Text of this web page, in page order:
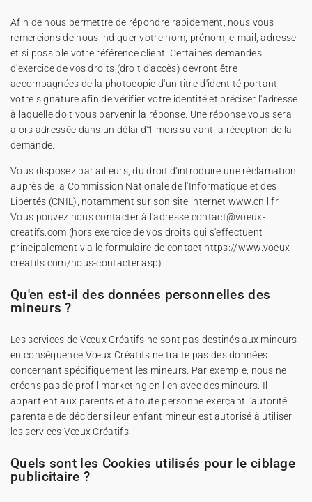
Afin de nous permettre de répondre rapidement, nous vous
remercions de nous indiquer votre nom, prénom, e-mail, adresse
et si possible votre référence client. Certaines demandes
d'exercice de vos droits (droit d'accès) devront être
accompagnées de la photocopie d'un titre d'identité portant
votre signature afin de vérifier votre identité et préciser l'adresse
à laquelle doit vous parvenir la réponse. Une réponse vous sera
alors adressée dans un délai d'1 mois suivant la réception de la
demande.
Vous disposez par ailleurs, du droit d'introduire une réclamation
auprès de la Commission Nationale de l'Informatique et des
Libertés (CNIL), notamment sur son site internet www.cnil.fr.
Vous pouvez nous contacter à l'adresse contact@voeux-
creatifs.com (hors exercice de vos droits qui s'effectuent
principalement via le formulaire de contact https://www.voeux-
creatifs.com/nous-contacter.asp).
Qu'en est-il des données personnelles des
mineurs ?
Les services de Vœux Créatifs ne sont pas destinés aux mineurs
en conséquence Vœux Créatifs ne traite pas des données
concernant spécifiquement les mineurs. Par exemple, nous ne
créons pas de profil marketing en lien avec des mineurs. Il
appartient aux parents et à toute personne exerçant l'autorité
parentale de décider si leur enfant mineur est autorisé à utiliser
les services Vœux Créatifs.
Quels sont les Cookies utilisés pour le ciblage
publicitaire ?